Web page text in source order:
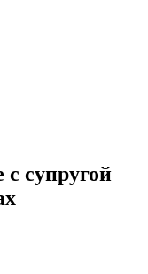
супругой